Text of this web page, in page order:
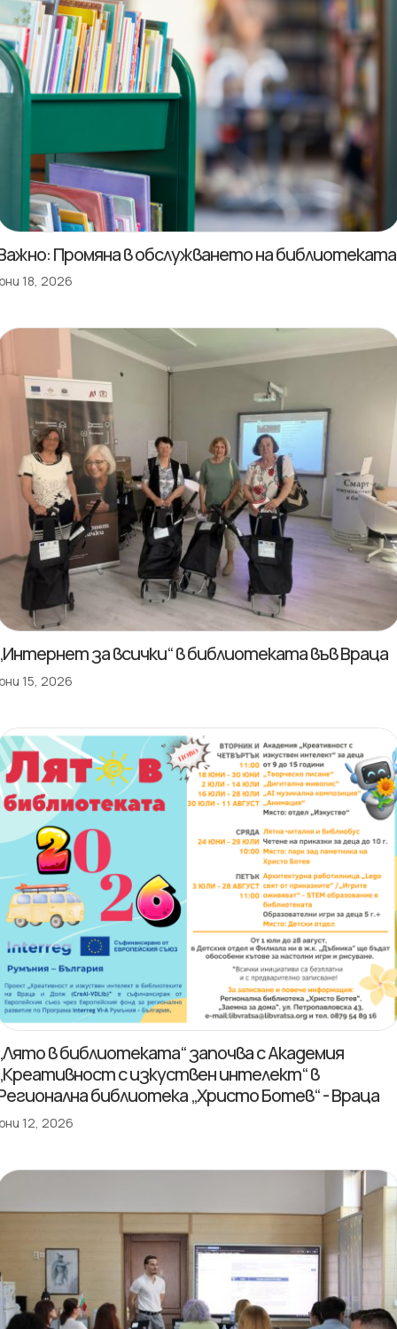
Промяна в обслужването на библиотеката
18, 2026
за всички“ в библиотеката във Враца
15, 2026
в библиотеката“ започва с Академия
с изкуствен интелект“ в
библиотека „Христо Ботев“ - Враца
12, 2026